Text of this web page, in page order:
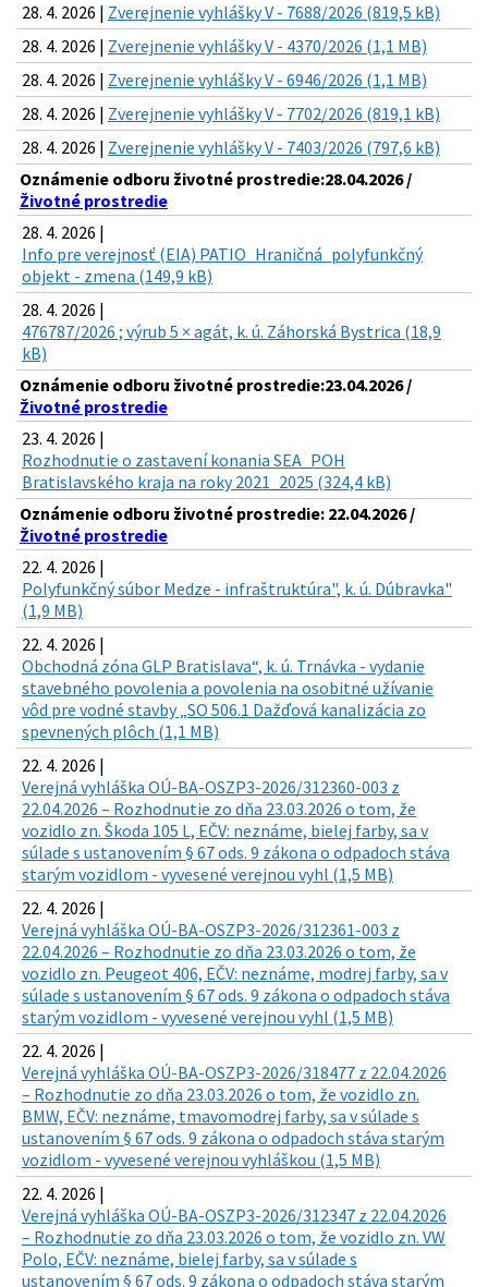
28. 4. 2026 | Zverejnenie vyhlášky V - 7688/2026 (819,5 kB)
28. 4. 2026 | Zverejnenie vyhlášky V - 4370/2026 (1,1 MB)
28. 4. 2026 | Zverejnenie vyhlášky V - 6946/2026 (1,1 MB)
28. 4. 2026 | Zverejnenie vyhlášky V - 7702/2026 (819,1 kB)
28. 4. 2026 | Zverejnenie vyhlášky V - 7403/2026 (797,6 kB)
Oznámenie odboru životné prostredie:28.04.2026 /
Životné prostredie
28. 4. 2026 |
Info pre verejnosť (EIA) PATIO_Hraničná_polyfunkčný
objekt - zmena (149,9 kB)
28. 4. 2026 |
476787/2026 ; výrub 5 × agát, k. ú. Záhorská Bystrica (18,9
kB)
Oznámenie odboru životné prostredie:23.04.2026 /
Životné prostredie
23. 4. 2026 |
Rozhodnutie o zastavení konania SEA_POH
Bratislavského kraja na roky 2021_2025 (324,4 kB)
Oznámenie odboru životné prostredie: 22.04.2026 /
Životné prostredie
22. 4. 2026 |
Polyfunkčný súbor Medze - infraštruktúra", k. ú. Dúbravka"
(1,9 MB)
22. 4. 2026 |
Obchodná zóna GLP Bratislava“, k. ú. Trnávka - vydanie
stavebného povolenia a povolenia na osobitné užívanie
vôd pre vodné stavby „SO 506.1 Dažďová kanalizácia zo
spevnených plôch (1,1 MB)
22. 4. 2026 |
Verejná vyhláška OÚ-BA-OSZP3-2026/312360-003 z
22.04.2026 – Rozhodnutie zo dňa 23.03.2026 o tom, že
vozidlo zn. Škoda 105 L, EČV: neznáme, bielej farby, sa v
súlade s ustanovením § 67 ods. 9 zákona o odpadoch stáva
starým vozidlom - vyvesené verejnou vyhl (1,5 MB)
22. 4. 2026 |
Verejná vyhláška OÚ-BA-OSZP3-2026/312361-003 z
22.04.2026 – Rozhodnutie zo dňa 23.03.2026 o tom, že
vozidlo zn. Peugeot 406, EČV: neznáme, modrej farby, sa v
súlade s ustanovením § 67 ods. 9 zákona o odpadoch stáva
starým vozidlom - vyvesené verejnou vyhl (1,5 MB)
22. 4. 2026 |
Verejná vyhláška OÚ-BA-OSZP3-2026/318477 z 22.04.2026
– Rozhodnutie zo dňa 23.03.2026 o tom, že vozidlo zn.
BMW, EČV: neznáme, tmavomodrej farby, sa v súlade s
ustanovením § 67 ods. 9 zákona o odpadoch stáva starým
vozidlom - vyvesené verejnou vyhláškou (1,5 MB)
22. 4. 2026 |
Verejná vyhláška OÚ-BA-OSZP3-2026/312347 z 22.04.2026
– Rozhodnutie zo dňa 23.03.2026 o tom, že vozidlo zn. VW
Polo, EČV: neznáme, bielej farby, sa v súlade s
ustanovením § 67 ods. 9 zákona o odpadoch stáva starým